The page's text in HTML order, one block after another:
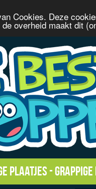
Cookies. Deze
overheid maakt dit
plaatjes -